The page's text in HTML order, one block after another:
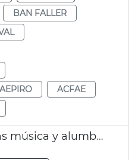
BAN FALLER
AEPIRO
ACFAE
Subvenciones bandas música y alumbrado calles Fallas València